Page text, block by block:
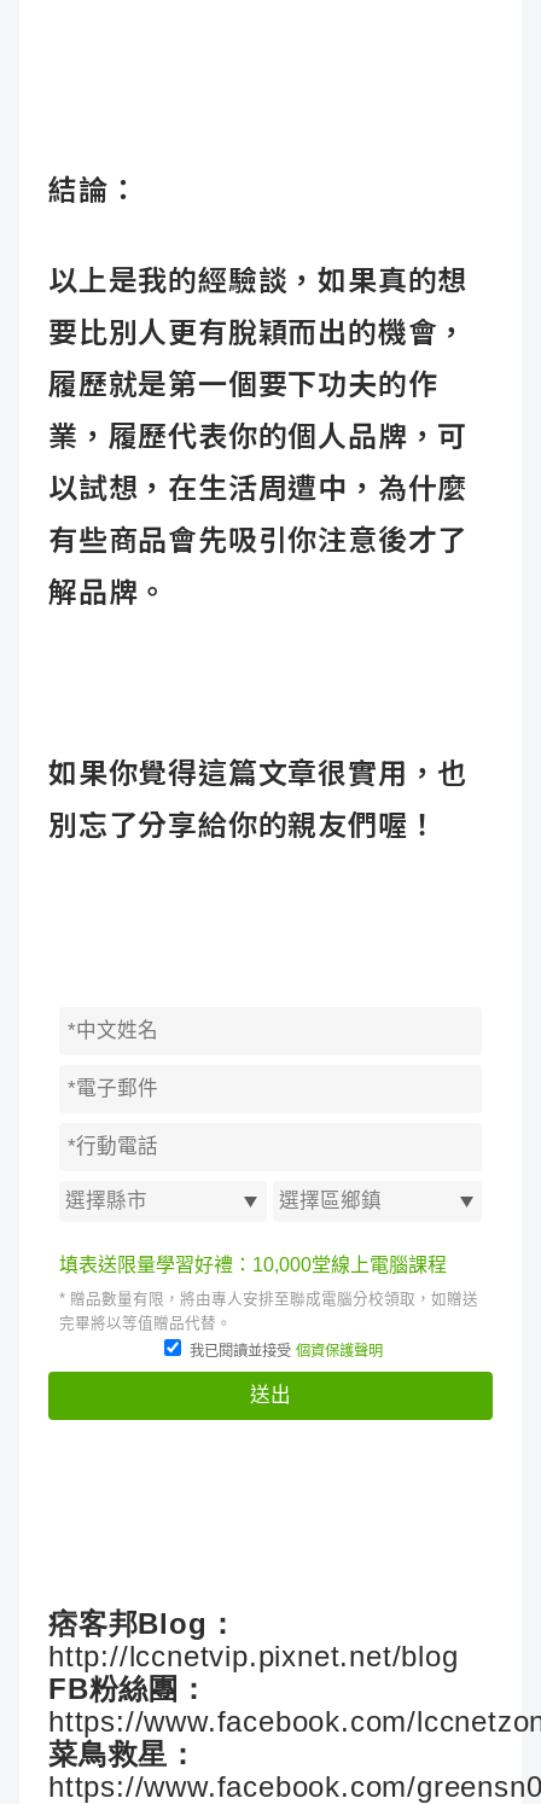
結論：
以上是我的經驗談，如果真的想
要比別人更有脫穎而出的機會，
履歷就是第一個要下功夫的作
業，履歷代表你的個人品牌，可
以試想，在生活周遭中，為什麼
有些商品會先吸引你注意後才了
解品牌。
如果你覺得這篇文章很實用，也
別忘了分享給你的親友們喔！
痞客邦Blog：
http://lccnetvip.pixnet.net/blog
FB粉絲團：
https://www.facebook.com/
菜鳥救星：
https://www.facebook.com/